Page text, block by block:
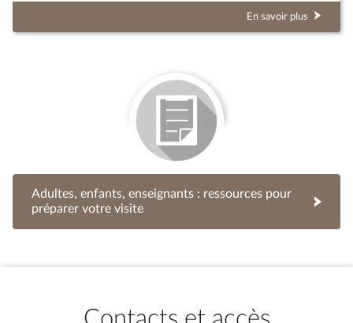
En savoir plus
Adultes, enfants, enseignants : ressources pour
préparer votre visite